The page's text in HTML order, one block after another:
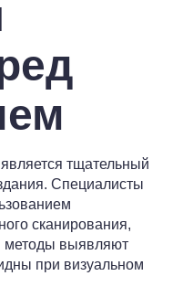
тщательный
Специалисты
сканирования,
методы выявляют
при визуальном